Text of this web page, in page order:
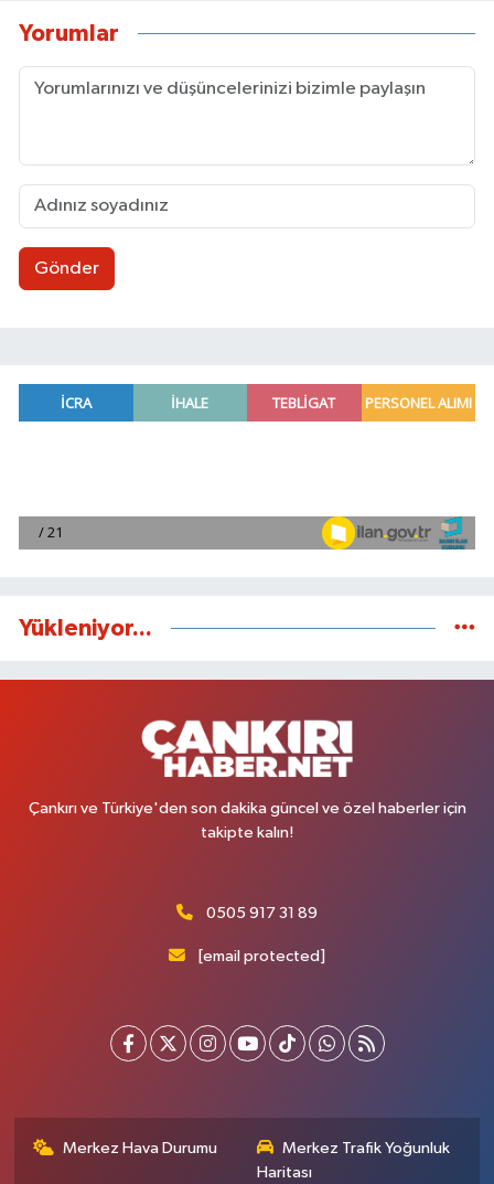
Yorumlar
Gönder
Yükleniyor...
Çankırı ve Türkiye'den son dakika güncel ve özel haberler için
takipte kalın!
0505 917 31 89
[email protected]
Merkez Hava Durumu
Merkez Trafik Yoğunluk
Haritası